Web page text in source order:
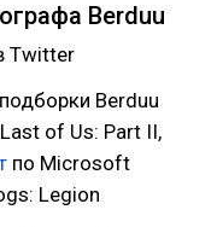
Berduu
Twitter
Berduu
of Us: Part II,
по Microsoft
Legion